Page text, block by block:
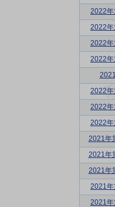
2022年
2022年
2022年
2022年
2022年
2022年
2022年
2021年
2021年
2021年
2021年
2021年